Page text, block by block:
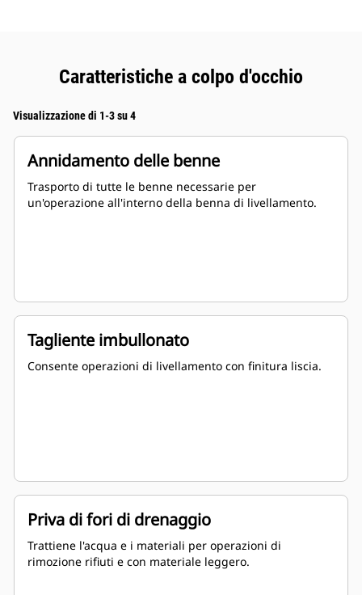
Caratteristiche a colpo d'occhio
Visualizzazione di 1-3 su 4
Annidamento delle benne
Trasporto di tutte le benne necessarie per
un'operazione all'interno della benna di livellamento.
Tagliente imbullonato
Consente operazioni di livellamento con finitura liscia.
Priva di fori di drenaggio
Trattiene l'acqua e i materiali per operazioni di
rimozione rifiuti e con materiale leggero.